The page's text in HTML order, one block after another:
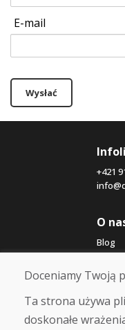
E-mail
Wysłać
+421
O
Blog
O nas
Sklep
Doceniamy Twoją
Ta strona używa
doskonałe